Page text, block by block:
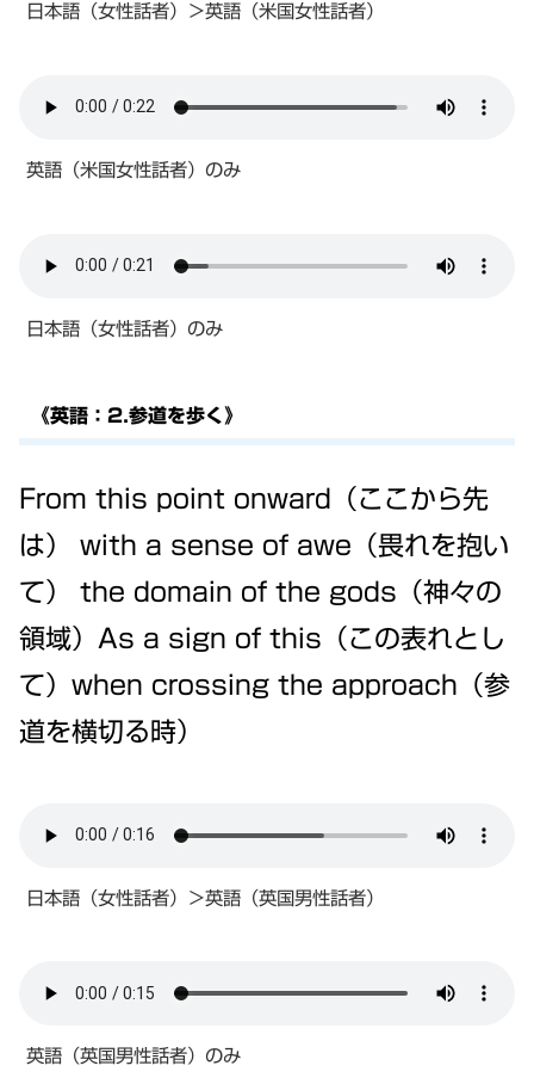
日本語（女性話者）＞英語（米国女性話者）
英語（米国女性話者）のみ
日本語（女性話者）のみ
《英語：2.参道を歩く》
From this point onward（ここから先
は） with a sense of awe（畏れを抱い
て） the domain of the gods（神々の
領域）As a sign of this（この表れとし
て）when crossing the approach（参
道を横切る時）
日本語（女性話者）＞英語（英国男性話者）
英語（英国男性話者）のみ